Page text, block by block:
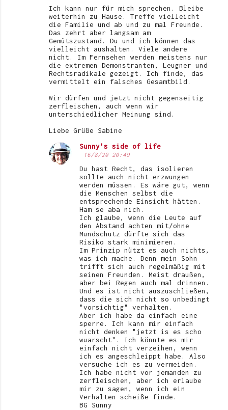
Ich kann nur für mich sprechen. Bleibe
weiterhin zu Hause. Treffe vielleicht
die Familie und ab und zu mal Freunde.
Das zehrt aber langsam am
Gemütszustand. Du und ich können das
vielleicht aushalten. Viele andere
nicht. Im Fernsehen werden meistens nur
die extremen Demonstranten, Leugner und
Rechtsradikale gezeigt. Ich finde, das
vermittelt ein falsches Gesamtbild.
Wir dürfen und jetzt nicht gegenseitig
zerfleischen, auch wenn wir
unterschiedlicher Meinung sind.
Liebe Grüße Sabine
Sunny's side of life
16/8/20 20:49
Du hast Recht, das isolieren
sollte auch nicht erzwungen
werden müssen. Es wäre gut, wenn
die Menschen selbst die
entsprechende Einsicht hätten.
Ham se aba nich.
Ich glaube, wenn die Leute auf
den Abstand achten mit/ohne
Mundschutz dürfte sich das
Risiko stark minimieren.
Im Prinzip nützt es auch nichts,
was ich mache. Denn mein Sohn
trifft sich auch regelmäßig mit
seinen Freunden. Meist draußen,
aber bei Regen auch mal drinnen.
Und es ist nicht auszuschließen,
dass die sich nicht so unbedingt
"vorsichtig" verhalten.
Aber ich habe da einfach eine
sperre. Ich kann mir einfach
nicht denken "jetzt is es scho
wuarscht". Ich könnte es mir
einfach nicht verzeihen, wenn
ich es angeschleippt habe. Also
versuche ich es zu vermeiden.
Ich habe nicht vor jemanden zu
zerfleischen, aber ich erlaube
mir zu sagen, wenn ich ein
Verhalten scheiße finde.
BG Sunny